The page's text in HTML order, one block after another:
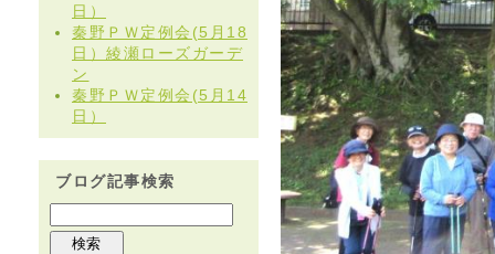
日）
秦野ＰＷ定例会(5月18
日）綾瀬ローズガーデ
ン
秦野ＰＷ定例会(5月14
日）
ブログ記事検索